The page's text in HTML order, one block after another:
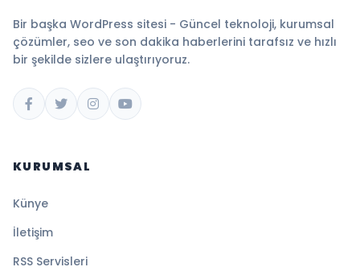
Bir başka WordPress sitesi - Güncel teknoloji, kurumsal
çözümler, seo ve son dakika haberlerini tarafsız ve hızlı
bir şekilde sizlere ulaştırıyoruz.
KURUMSAL
Künye
İletişim
RSS Servisleri